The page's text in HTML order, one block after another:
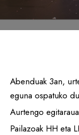
Abenduak 3an,
eguna ospatuko
Aurtengo
Pailazoak HH eta